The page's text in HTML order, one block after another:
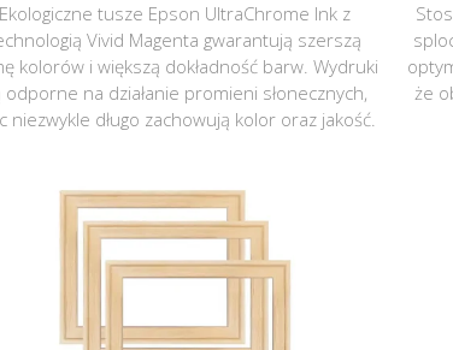
Ekologiczne tusze Epson UltraChrome Ink z
Vivid Magenta gwarantują szerszą
kolorów i większą dokładność barw. Wydruki
odporne na działanie promieni słonecznych,
niezwykle długo zachowują kolor oraz jakość.
że